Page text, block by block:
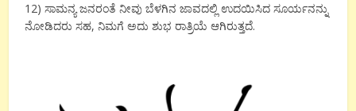
12) ಸಾಮನ್ಯ ಜನರಂತೆ ನೀವು ಬೆಳಗಿನ ಜಾವದಲ್ಲಿ ಉದಯಿಸಿದ ಸೂರ್ಯನನ್ನು
ನೋಡಿದರು ಸಹ, ನಿಮಗೆ ಅದು ಶುಭ ರಾತ್ರಿಯೆ ಆಗಿರುತ್ತದೆ.